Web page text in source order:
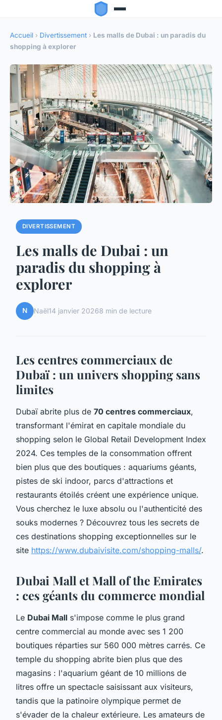
Accueil › Divertissement › Les malls de Dubai : un paradis du
shopping à explorer
DIVERTISSEMENT
Les malls de Dubai : un
paradis du shopping à
explorer
N Naël14 janvier 20268 min de lecture
Les centres commerciaux de
Dubaï : un univers shopping sans
limites
Dubaï abrite plus de 70 centres commerciaux,
transformant l'émirat en capitale mondiale du
shopping selon le Global Retail Development Index
2024. Ces temples de la consommation offrent
bien plus que des boutiques : aquariums géants,
pistes de ski indoor, parcs d'attractions et
restaurants étoilés créent une expérience unique.
Vous cherchez le luxe absolu ou l'authenticité des
souks modernes ? Découvrez tous les secrets de
ces destinations shopping exceptionnelles sur le
site https://www.dubaivisite.com/shopping-malls/.
Dubai Mall et Mall of the Emirates
: ces géants du commerce mondial
Le Dubai Mall s'impose comme le plus grand
centre commercial au monde avec ses 1 200
boutiques réparties sur 560 000 mètres carrés. Ce
temple du shopping abrite bien plus que des
magasins : l'aquarium géant de 10 millions de
litres offre un spectacle saisissant aux visiteurs,
tandis que la patinoire olympique permet de
s'évader de la chaleur extérieure. Les amateurs de